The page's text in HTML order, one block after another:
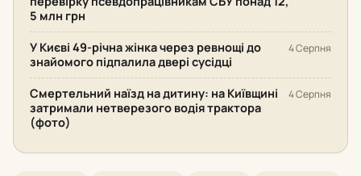
5 млн грн
У Києві 49-річна жінка через ревнощі до
знайомого підпалила двері сусідці
4 Серпня
Смертельний наїзд на дитину: на Київщині
затримали нетверезого водія трактора
(фото)
4 Серпня